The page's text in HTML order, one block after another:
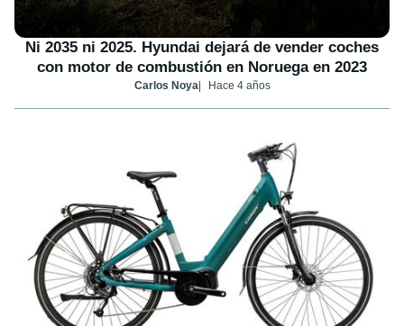
Ni 2035 ni 2025. Hyundai dejará de vender coches
con motor de combustión en Noruega en 2023
Carlos Noya Hace 4 años